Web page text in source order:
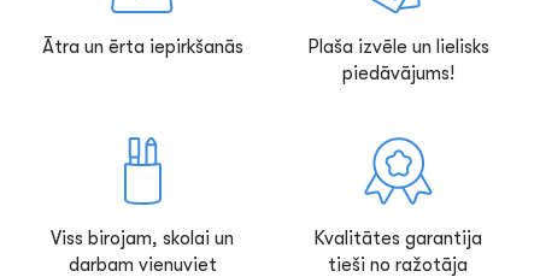
Ātra un ērta iepirkšanās
Plaša izvēle un lielisks
piedāvājums!
Viss birojam, skolai un
darbam vienuviet
Kvalitātes garantija
tieši no ražotāja